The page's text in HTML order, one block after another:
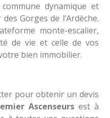
dynamique et
Gorges de l’Ardèche.
monte-escalier,
de vie et celle de vos
bien immobilier.
pour obtenir un devis
Ascenseursest à